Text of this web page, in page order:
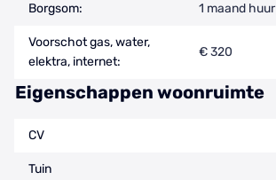
Borgsom: 1 maand huur
Voorschot gas, water,
elektra, internet:
€ 320
Eigenschappen woonruimte
CV
Tuin